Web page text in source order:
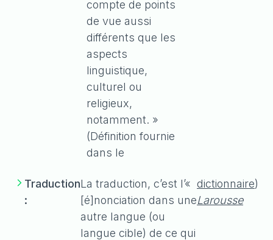
compte de points
de vue aussi
différents que les
aspects
linguistique,
culturel ou
religieux,
notamment. »
(Définition fournie
dans le
Traduction
:
La traduction, c’est l’«
[é]nonciation dans une
autre langue (ou
langue cible) de ce qui
dictionnaire
Larousse
)